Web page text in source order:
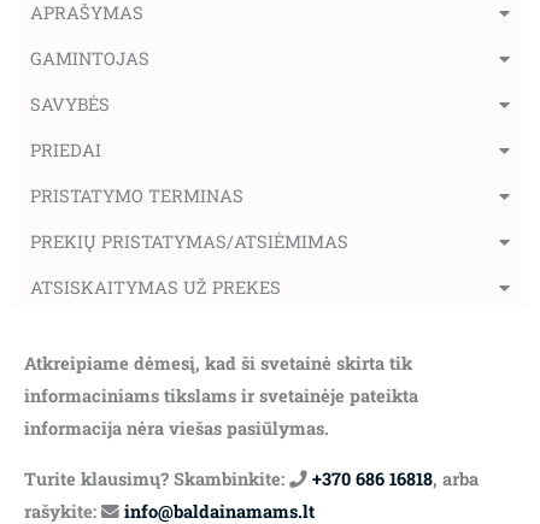
APRAŠYMAS
GAMINTOJAS
SAVYBĖS
PRIEDAI
PRISTATYMO TERMINAS
PREKIŲ PRISTATYMAS/ATSIĖMIMAS
ATSISKAITYMAS UŽ PREKES
Atkreipiame dėmesį, kad ši svetainė skirta tik
informaciniams tikslams ir svetainėje pateikta
informacija nėra viešas pasiūlymas.
Turite klausimų? Skambinkite: +370 686 16818, arba
rašykite:
info@baldainamams.lt